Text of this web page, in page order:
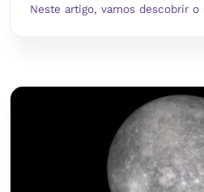
Neste artigo, vamos descobrir